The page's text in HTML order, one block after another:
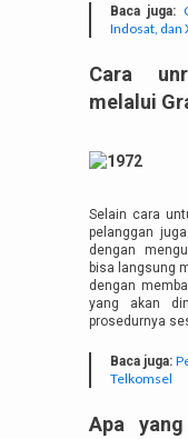
Baca juga:
Indosat, dan
Cara
melalui
Selain cara
pelanggan
dengan
bisa langsung
dengan
yang akan
prosedurnya
Baca juga:
Telkomsel
Apa